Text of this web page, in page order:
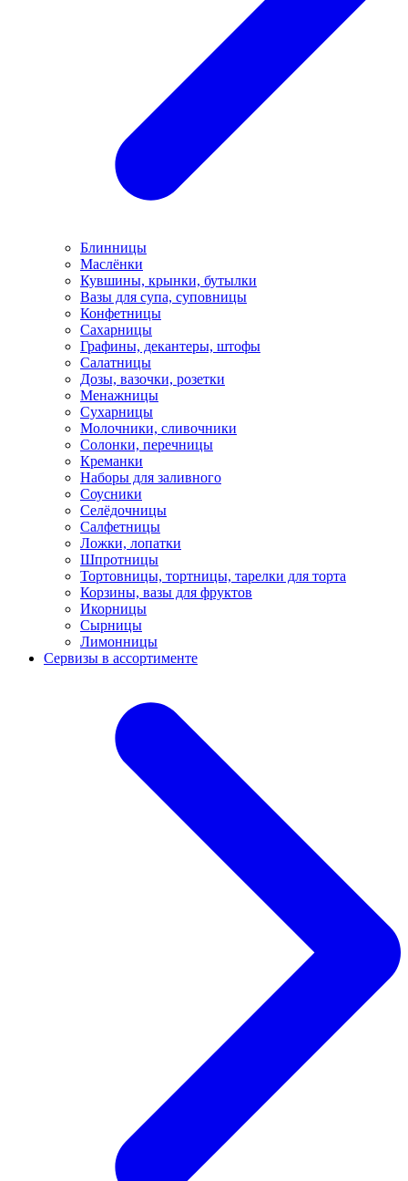
Блинницы
Маслёнки
Кувшины, крынки, бутылки
Вазы для супа, суповницы
Конфетницы
Сахарницы
Графины, декантеры, штофы
Салатницы
Дозы, вазочки, розетки
Менажницы
Сухарницы
Молочники, сливочники
Солонки, перечницы
Креманки
Наборы для заливного
Соусники
Селёдочницы
Салфетницы
Ложки, лопатки
Шпротницы
Тортовницы, тортницы, тарелки для торта
Корзины, вазы для фруктов
Икорницы
Сырницы
Лимонницы
Сервизы в ассортименте